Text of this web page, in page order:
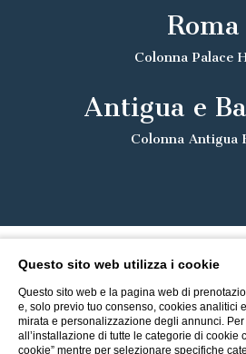
Roma
Colonna Palace
Antigua e
Colonna Antigua
Questo sito web utilizza i cookie
Questo sito web e la pagina web di
e, solo previo tuo consenso, cookies analitici
mirata e personalizzazione degli annunci.
all’installazione di tutte le categorie di cookie
cookie” mentre per selezionare specifiche